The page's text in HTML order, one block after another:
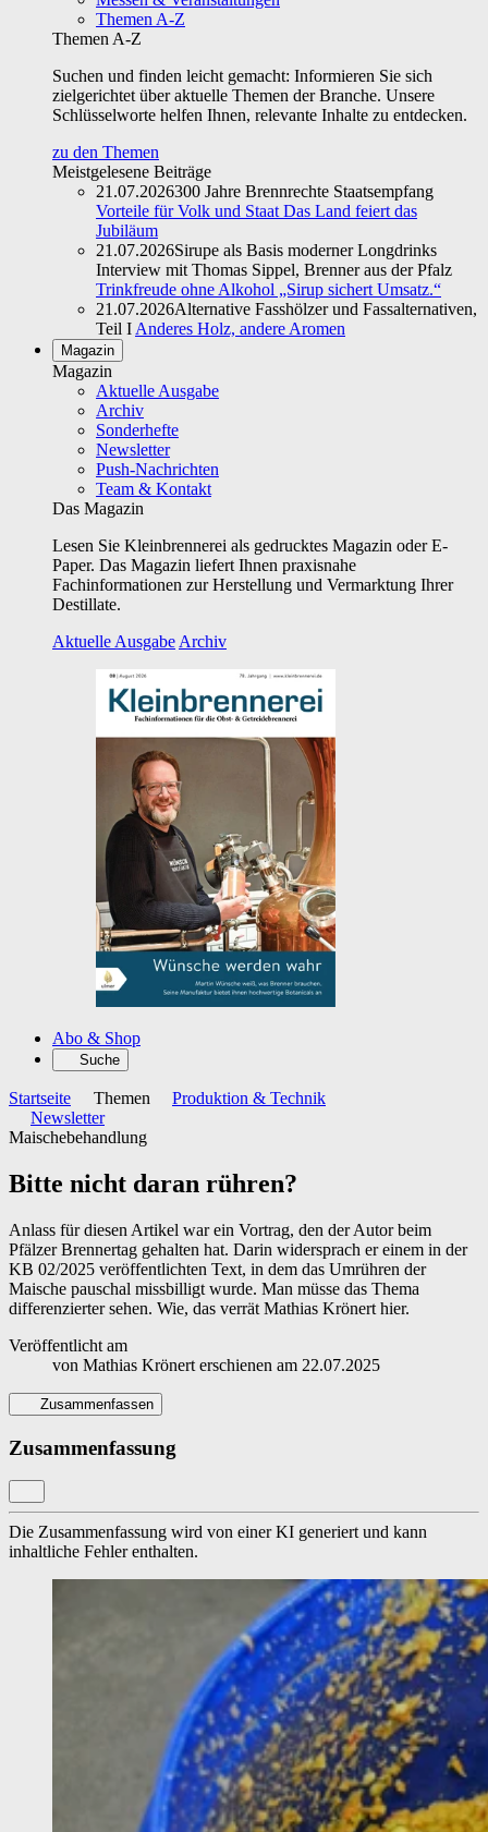
Themen A-Z
Themen A-Z
Suchen und finden leicht gemacht: Informieren Sie sich
zielgerichtet über aktuelle Themen der Branche. Unsere
Schlüsselworte helfen Ihnen, relevante Inhalte zu entdecken.
zu den Themen
Meistgelesene Beiträge
21.07.2026300 Jahre Brennrechte Staatsempfang
Vorteile für Volk und Staat Das Land feiert das
Jubiläum
21.07.2026Sirupe als Basis moderner Longdrinks
Interview mit Thomas Sippel, Brenner aus der Pfalz
Trinkfreude ohne Alkohol „Sirup sichert Umsatz.“
21.07.2026Alternative Fasshölzer und Fassalternativen,
Teil I Anderes Holz, andere Aromen
Magazin
Magazin
Aktuelle Ausgabe
Archiv
Sonderhefte
Newsletter
Push-Nachrichten
Team & Kontakt
Das Magazin
Lesen Sie Kleinbrennerei als gedrucktes Magazin oder E-
Paper. Das Magazin liefert Ihnen praxisnahe
Fachinformationen zur Herstellung und Vermarktung Ihrer
Destillate.
Aktuelle Ausgabe Archiv
Abo & Shop
Suche
Startseite Themen
Produktion & Technik
Newsletter
Maischebehandlung
Bitte nicht daran rühren?
Anlass für diesen Artikel war ein Vortrag, den der Autor beim
Pfälzer Brennertag gehalten hat. Darin widersprach er einem in der
KB 02/2025 veröffentlichten Text, in dem das Umrühren der
Maische pauschal missbilligt wurde. Man müsse das Thema
differenzierter sehen. Wie, das verrät Mathias Krönert hier.
Veröffentlicht am
von Mathias Krönert erschienen am 22.07.2025
Zusammenfassen
Zusammenfassung
Die Zusammenfassung wird von einer KI generiert und kann
inhaltliche Fehler enthalten.